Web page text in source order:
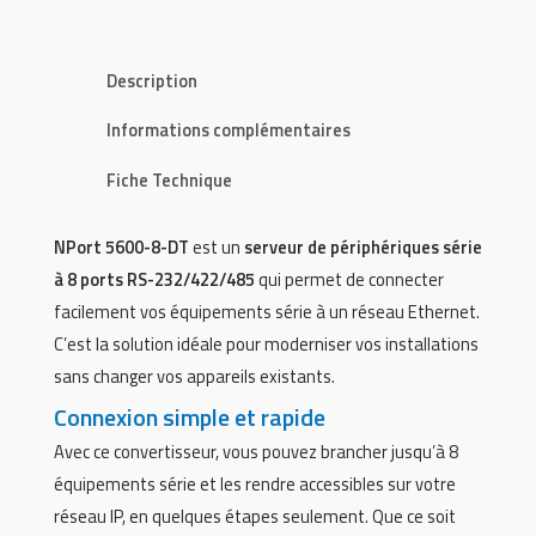
Description
Informations complémentaires
Fiche Technique
NPort 5600-8-DTest un serveur de périphériques série
à 8 ports RS-232/422/485qui permet de connecter
facilement vos équipements série à un réseau Ethernet.
C’est la solution idéale pour moderniser vos installations
sans changer vos appareils existants.
Connexion simple et rapide
Avec ce convertisseur, vous pouvez brancher jusqu’à 8
équipements série et les rendre accessibles sur votre
réseau IP, en quelques étapes seulement. Que ce soit